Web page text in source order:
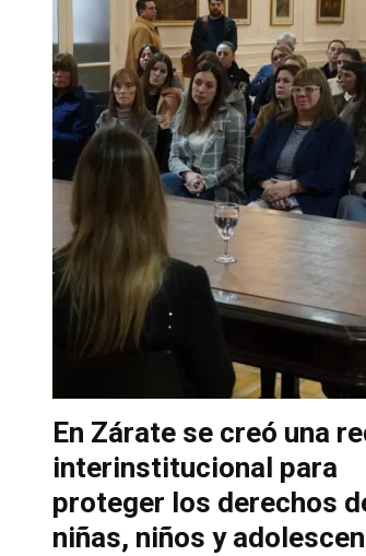
En Zárate se creó una
interinstitucional para
proteger los derechos
niñas, niños y